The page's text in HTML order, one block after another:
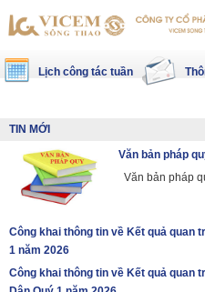
Lịch công tác tuần
TIN MỚI
Văn bản pháp
Văn bản pháp
Công khai thông tin về Kết quả
1 năm 2026
Công khai thông tin về Kết quả